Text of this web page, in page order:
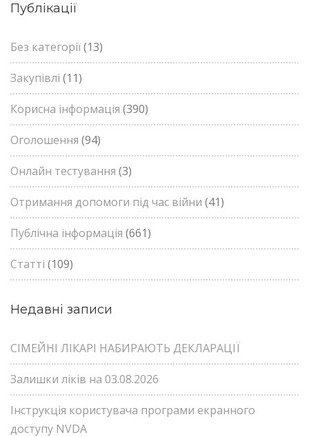
Публікації
Без категорії(13)
Закупівлі (11)
Корисна інформація (390)
Оголошення (94)
Онлайн тестування (3)
Отримання допомоги під час війни (41)
Публічна інформація (661)
Статті (109)
Недавні записи
СІМЕЙНІ ЛІКАРІ НАБИРАЮТЬ ДЕКЛАРАЦІЇ
Залишки ліків на 03.08.2026
Інструкція користувача програми екранного
доступу NVDA